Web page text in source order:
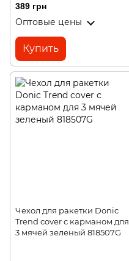
389 грн
Оптовые цены
Купить
Чехол для ракетки Donic
Trend cover с карманом для
3 мячей зеленый 818507G